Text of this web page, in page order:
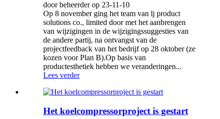
door beheerder op 23-11-10
Op 8 november ging het team van lj product
solutions co., limited door met het aanbrengen
van wijzigingen in de wijzigingssuggesties van
de andere partij, na ontvangst van de
projectfeedback van het bedrijf op 28 oktober (ze
kozen voor Plan B).Op basis van
productesthetiek hebben we veranderingen...
Lees verder
Het koelcompressorproject is gestart